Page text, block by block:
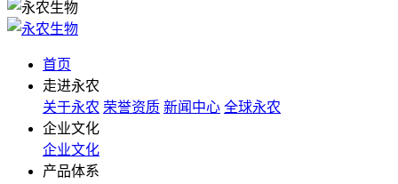
首页
走进永农
关于永农 荣誉资质 新闻中心 全球永农
企业文化
企业文化
产品体系